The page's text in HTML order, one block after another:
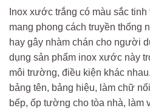
Inox xước trắng có màu sắc
mang phong cách truyền thống
hay gây nhàm chán cho người
dụng sản phẩm inox xước này
môi trường, điều kiện khác
bảng tên, bảng hiệu, làm chữ
bếp, ốp tường cho tòa nhà, làm